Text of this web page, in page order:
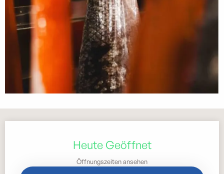
Heute Geöffnet
Öffnungszeiten ansehen